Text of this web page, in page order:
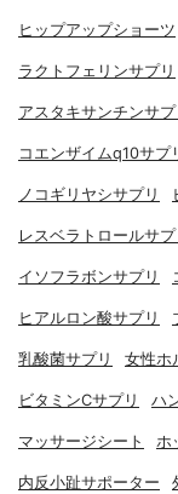
ヒップアップショーツ
ラクトフェリンサプリ
アスタキサンチンサプ
コエンザイムq10サプ
ノコギリヤシサプリ
レスベラトロールサプ
イソフラボンサプリ
ヒアルロン酸サプリ
乳酸菌サプリ 女性ホ
ビタミンCサプリ ハ
マッサージシート ホ
内反小趾サポーター